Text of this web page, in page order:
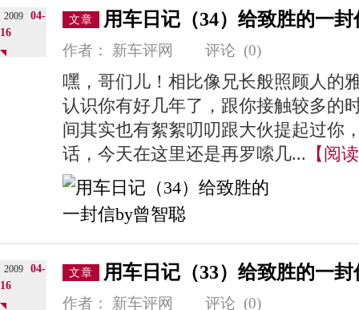
2009
04-
16
文章 用车日记（34）给致胜的一
作者： 新车评网 评论 (0)
嘿，哥们儿！相比像兄长般照顾人的
认识你有好几年了，跟你接触较多的
间其实也有絮絮叨叨跟大伙提起过你
话，今天在这里还是再罗嗦几... 【阅
2009
04-
16
文章 用车日记（33）给致胜的一
作者： 新车评网 评论 (0)